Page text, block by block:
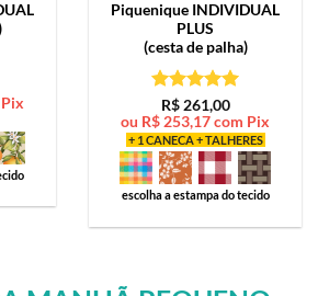
Piquenique INDIVIDUAL
PLUS
(cesta de palha)
Avaliação5
de 5
R$261,00
ou R$ 253,17com Pix
+ 1 CANECA + TALHERES
escolha a estampa do tecido